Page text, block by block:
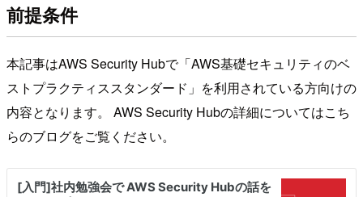
前提条件
本記事はAWS Security Hubで「AWS基礎セキュリティのベ
ストプラクティススタンダード」を利用されている方向けの
内容となります。 AWS Security Hubの詳細についてはこち
らのブログをご覧ください。